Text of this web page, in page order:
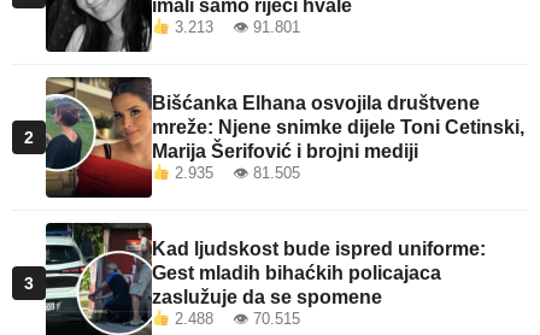
imali samo riječi hvale
3.213 👁 91.801
2
Bišćanka Elhana osvojila društvene
mreže: Njene snimke dijele Toni Cetinski,
Marija Šerifović i brojni mediji
2.935 👁 81.505
3
Kad ljudskost bude ispred uniforme:
Gest mladih bihaćkih policajaca
zaslužuje da se spomene
2.488 👁 70.515